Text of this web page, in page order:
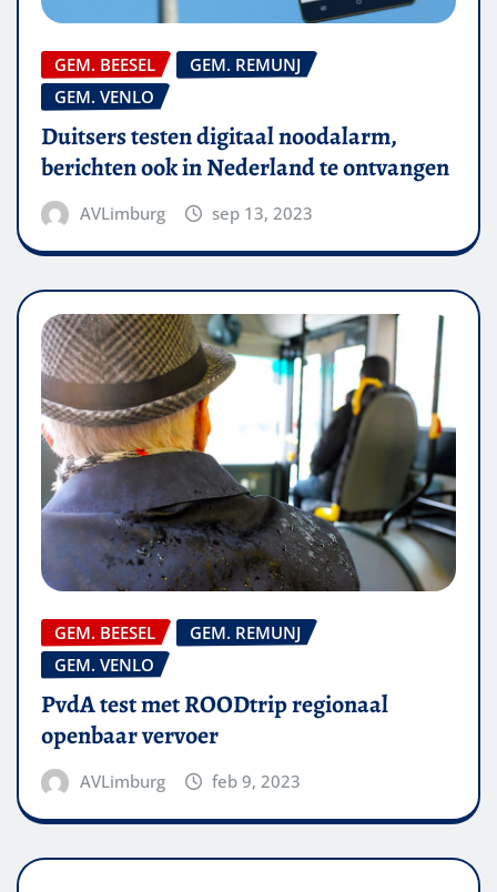
GEM. BEESEL
GEM. REMUNJ
GEM. VENLO
Duitsers testen digitaal noodalarm,
berichten ook in Nederland te ontvangen
AVLimburg sep 13, 2023
GEM. BEESEL
GEM. REMUNJ
GEM. VENLO
PvdA test met ROODtrip regionaal
openbaar vervoer
AVLimburg feb 9, 2023